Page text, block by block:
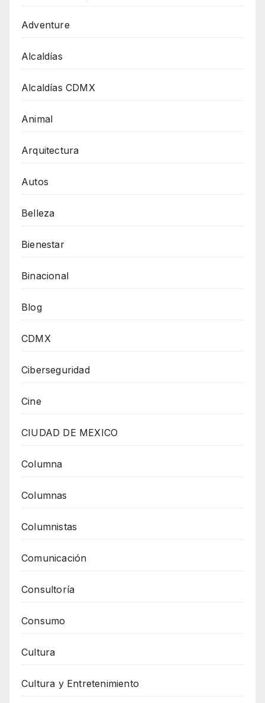
Adventure
Alcaldías
Alcaldías CDMX
Animal
Arquitectura
Autos
Belleza
Bienestar
Binacional
Blog
CDMX
Ciberseguridad
Cine
CIUDAD DE MEXICO
Columna
Columnas
Columnistas
Comunicación
Consultoría
Consumo
Cultura
Cultura y Entretenimiento